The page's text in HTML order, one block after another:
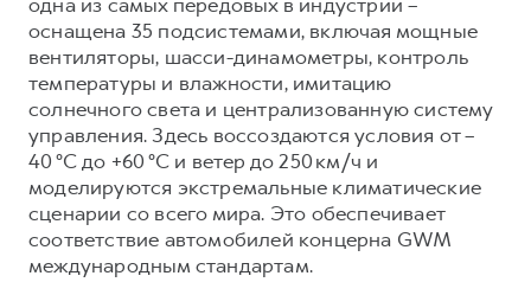
оснащена 35 подсистемами, включая мощные
вентиляторы, шасси-динамометры, контроль
температуры и влажности, имитацию
солнечного света и централизованную систему
управления. Здесь воссоздаются условия от –
40 °C до +60 °C и ветер до 250 км/ч и
моделируются экстремальные климатические
сценарии со всего мира. Это обеспечивает
соответствие автомобилей концерна GWM
международным стандартам.